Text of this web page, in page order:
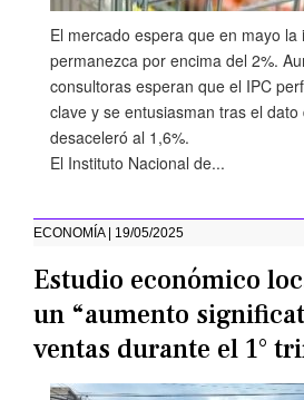
El mercado espera que en mayo la
permanezca por encima del 2%.
consultoras esperan que el IPC
clave y se entusiasman tras el dato
desaceleró al 1,6%.
El Instituto Nacional de...
ECONOMÍA | 19/05/2025
Estudio económico
un “aumento
ventas durante el 1°